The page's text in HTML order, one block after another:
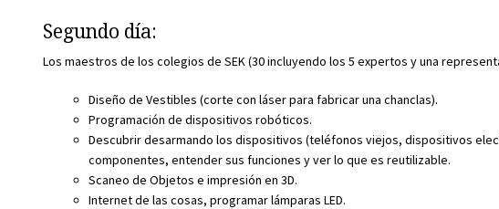
Segundo día:
Los maestros de los colegios de SEK (30 incluyendo los 5 expertos y una
Diseño de Vestibles (corte con láser para fabricar una chanclas).
Programación de dispositivos robóticos.
Descubrir desarmando los dispositivos (teléfonos viejos, dispositivos
componentes, entender sus funciones y ver lo que es reutilizable.
Scaneo de Objetos e impresión en 3D.
Internet de las cosas, programar lámparas LED.